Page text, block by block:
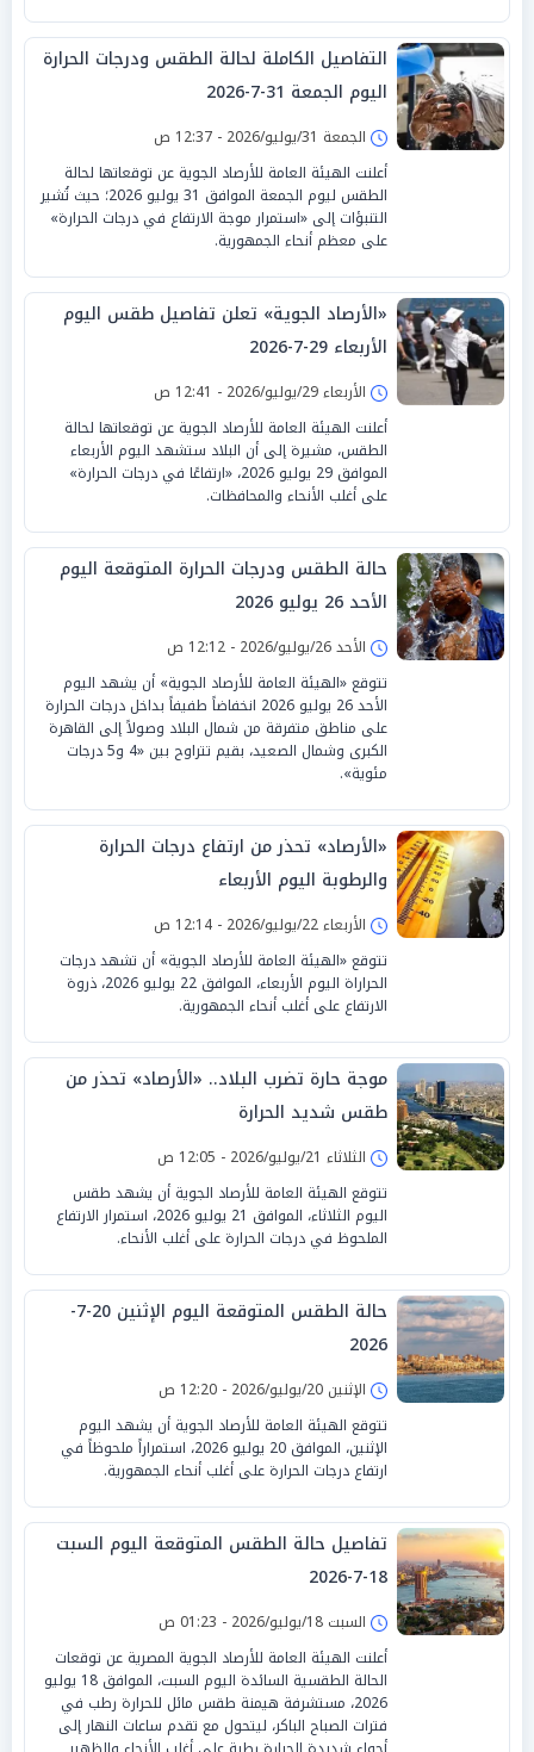
التفاصيل الكاملة لحالة الطقس ودرجات الحرارة
اليوم الجمعة 31-7-2026
الجمعة 31/يوليو/2026 - 12:37 ص
أعلنت الهيئة العامة للأرصاد الجوية عن توقعاتها لحالة
الطقس ليوم الجمعة الموافق 31 يوليو 2026؛ حيث تُشير
التنبؤات إلى «استمرار موجة الارتفاع في درجات الحرارة»
على معظم أنحاء الجمهورية.
«الأرصاد الجوية» تعلن تفاصيل طقس اليوم
الأربعاء 29-7-2026
الأربعاء 29/يوليو/2026 - 12:41 ص
أعلنت الهيئة العامة للأرصاد الجوية عن توقعاتها لحالة
الطقس، مشيرة إلى أن البلاد ستشهد اليوم الأربعاء
الموافق 29 يوليو 2026، «ارتفاعًا في درجات الحرارة»
على أغلب الأنحاء والمحافظات.
حالة الطقس ودرجات الحرارة المتوقعة اليوم
الأحد 26 يوليو 2026
الأحد 26/يوليو/2026 - 12:12 ص
تتوقع «الهيئة العامة للأرصاد الجوية» أن يشهد اليوم
الأحد 26 يوليو 2026 انخفاضاً طفيفاً بداخل درجات الحرارة
على مناطق متفرقة من شمال البلاد وصولاً إلى القاهرة
الكبرى وشمال الصعيد، بقيم تتراوح بين «4 و5 درجات
مئوية».
«الأرصاد» تحذر من ارتفاع درجات الحرارة
والرطوبة اليوم الأربعاء
الأربعاء 22/يوليو/2026 - 12:14 ص
تتوقع «الهيئة العامة للأرصاد الجوية» أن تشهد درجات
الحراراة اليوم الأربعاء، الموافق 22 يوليو 2026، ذروة
الارتفاع على أغلب أنحاء الجمهورية.
موجة حارة تضرب البلاد.. «الأرصاد» تحذر من
طقس شديد الحرارة
الثلاثاء 21/يوليو/2026 - 12:05 ص
تتوقع الهيئة العامة للأرصاد الجوية أن يشهد طقس
اليوم الثلاثاء، الموافق 21 يوليو 2026، استمرار الارتفاع
الملحوظ في درجات الحرارة على أغلب الأنحاء.
حالة الطقس المتوقعة اليوم الإثنين 20-7-
2026
الإثنين 20/يوليو/2026 - 12:20 ص
تتوقع الهيئة العامة للأرصاد الجوية أن يشهد اليوم
الإثنين، الموافق 20 يوليو 2026، استمراراً ملحوظاً في
ارتفاع درجات الحرارة على أغلب أنحاء الجمهورية.
تفاصيل حالة الطقس المتوقعة اليوم السبت
18-7-2026
السبت 18/يوليو/2026 - 01:23 ص
أعلنت الهيئة العامة للأرصاد الجوية المصرية عن توقعات
الحالة الطقسية السائدة اليوم السبت، الموافق 18 يوليو
2026، مستشرفة هيمنة طقس مائل للحرارة رطب في
فترات الصباح الباكر، ليتحول مع تقدم ساعات النهار إلى